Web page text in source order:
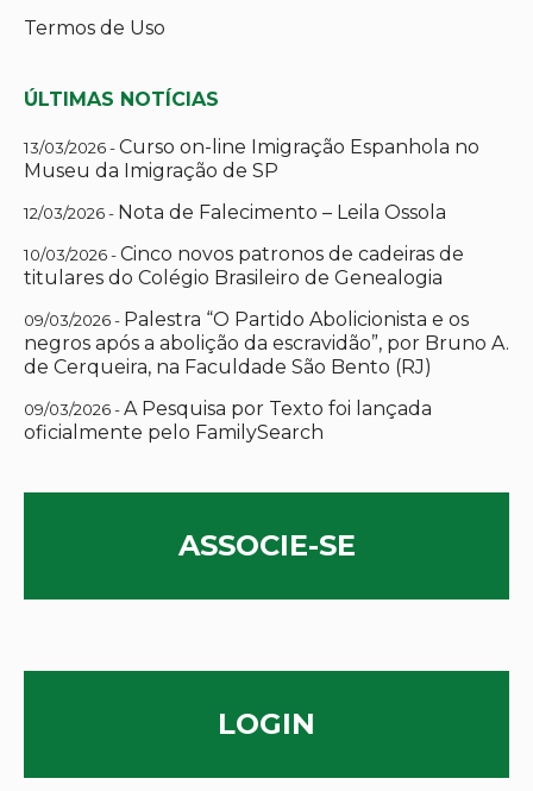
Termos de Uso
ÚLTIMAS NOTÍCIAS
13/03/2026 -Curso on-line Imigração Espanhola no
Museu da Imigração de SP
12/03/2026 - Nota de Falecimento – Leila Ossola
10/03/2026 -Cinco novos patronos de cadeiras de
titulares do Colégio Brasileiro de Genealogia
09/03/2026 - Palestra “O Partido Abolicionista e os
negros após a abolição da escravidão”, por Bruno A.
de Cerqueira, na Faculdade São Bento (RJ)
09/03/2026 -A Pesquisa por Texto foi lançada
oficialmente pelo FamilySearch
ASSOCIE-SE
LOGIN